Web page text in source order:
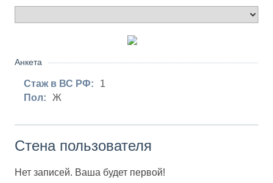
Анкета
Стаж в ВС РФ:
1
Пол:
Ж
Стена пользователя
Нет записей. Ваша будет первой!